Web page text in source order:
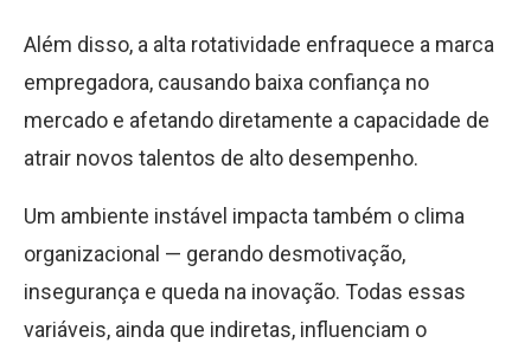
Além disso, a alta rotatividade enfraquece a marca
empregadora, causando baixa confiança no
mercado e afetando diretamente a capacidade de
atrair novos talentos de alto desempenho.
Um ambiente instável impacta também o clima
organizacional — gerando desmotivação,
insegurança e queda na inovação. Todas essas
variáveis, ainda que indiretas, influenciam o